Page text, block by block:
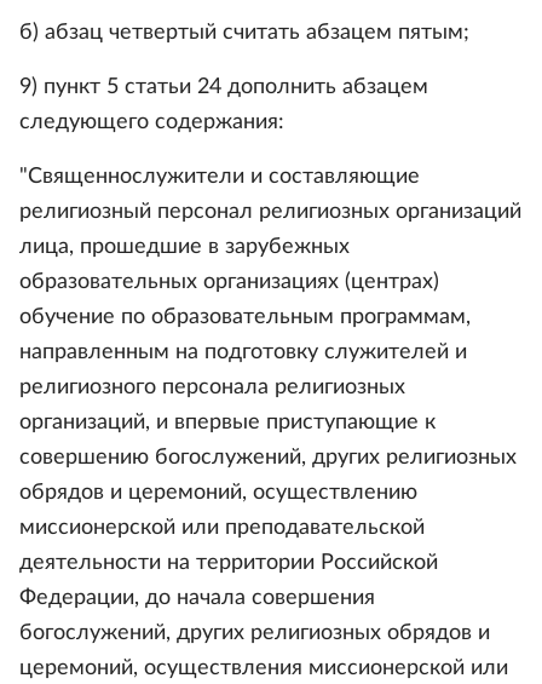
б) абзац четвертый считать абзацем пятым;
9) пункт 5 статьи 24 дополнить абзацем
следующего содержания:
"Священнослужители и составляющие
религиозный персонал религиозных организаций
лица, прошедшие в зарубежных
образовательных организациях (центрах)
обучение по образовательным программам,
направленным на подготовку служителей и
религиозного персонала религиозных
организаций, и впервые приступающие к
совершению богослужений, других религиозных
обрядов и церемоний, осуществлению
миссионерской или преподавательской
деятельности на территории Российской
Федерации, до начала совершения
богослужений, других религиозных обрядов и
церемоний, осуществления миссионерской или